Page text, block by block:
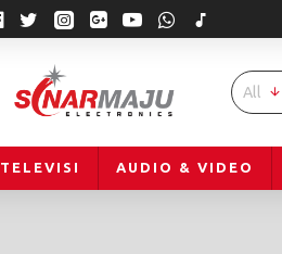
All
TELEVISI AUDIO & VIDEO